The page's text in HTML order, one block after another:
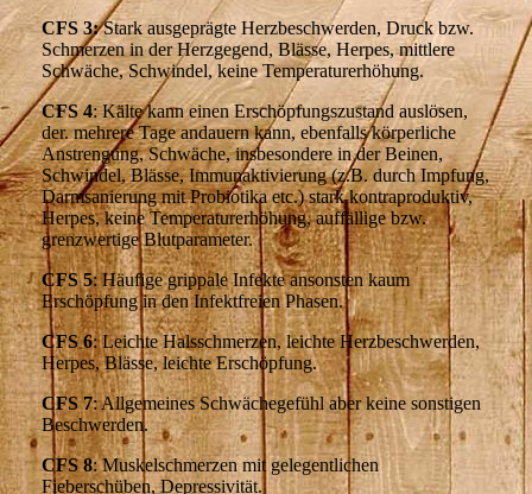
CFS 3:Stark ausgeprägte Herzbeschwerden, Druck bzw.
Schmerzen in der Herzgegend, Blässe, Herpes, mittlere
Schwäche, Schwindel, keine Temperaturerhöhung.
CFS 4: Kälte kann einen Erschöpfungszustand auslösen,
der. mehrere Tage andauern kann, ebenfalls körperliche
Anstrengung, Schwäche, insbesondere in der Beinen,
Schwindel, Blässe, Immunaktivierung (z.B. durch Impfung,
Darmsanierung mit Probiotika etc.) stark kontraproduktiv,
Herpes, keine Temperaturerhöhung, auffällige bzw.
grenzwertige Blutparameter.
CFS 5: Häufige grippale Infekte ansonsten kaum
Erschöpfung in den Infektfreien Phasen.
CFS 6: Leichte Halsschmerzen, leichte Herzbeschwerden,
Herpes, Blässe, leichte Erschöpfung.
CFS 7: Allgemeines Schwächegefühl aber keine sonstigen
Beschwerden.
CFS 8: Muskelschmerzen mit gelegentlichen
Fieberschüben, Depressivität.